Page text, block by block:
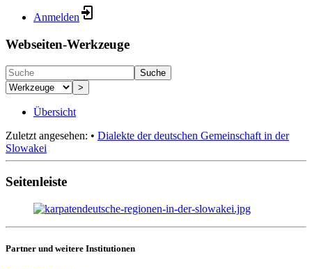
Anmelden
Webseiten-Werkzeuge
Suche
>
Übersicht
Zuletzt angesehen: • Dialekte der deutschen Gemeinschaft in der
Slowakei
Seitenleiste
Partner und weitere Institutionen